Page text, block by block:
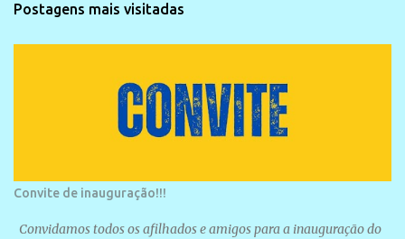
Postagens mais visitadas
Convite de inauguração!!!
Convidamos todos os afilhados e amigos para a inauguração do